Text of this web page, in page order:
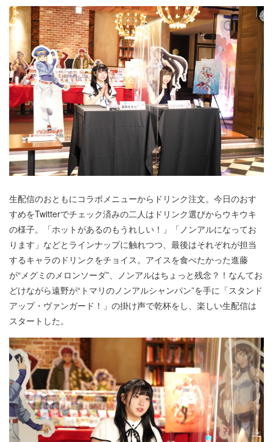
生配信のおともにコラボメニューからドリンク注文。今日のおす
すめをTwitterでチェック済みの二人はドリンク選びからウキウキ
の様子。「ホットがあるのもうれしい！」「ノンアルになってお
ります」などとラインナップに触れつつ、最後はそれぞれが担当
するキャラのドリンクをチョイス。アイスを食べたかった進藤
が“メグミのメロンソーダ”、ノンアルはちょっと残念？！なんてお
どけながら遠野が“トマリのノンアルシャンパン”を手に「スタンド
アップ・ヴァンガード！」の掛け声で乾杯をし、楽しい生配信は
スタートした。